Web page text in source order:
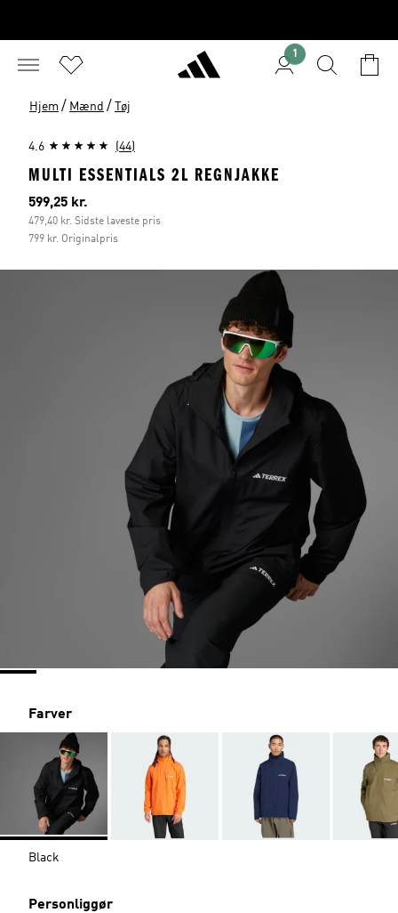
1
Hjem / Mænd / Tøj
4.6 (44)
MULTI ESSENTIALS 2L REGNJAKKE
Nuværende pris
599,25 kr.
479,40 kr. Sidste laveste pris
799 kr. Originalpris
Farver
Black
Personliggør